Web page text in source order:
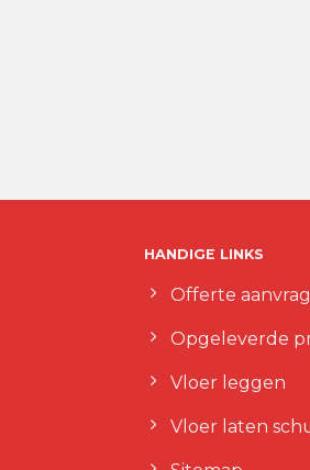
HANDIGE LINKS
Offerte
Opgeleverde
Vloer leggen
Vloer laten